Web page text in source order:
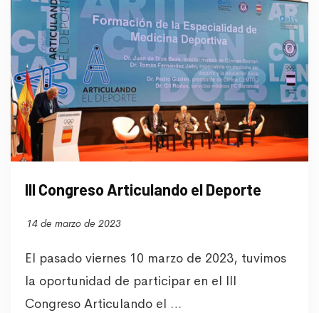
lll Congreso Articulando el Deporte
14 de marzo de 2023
El pasado viernes 10 marzo de 2023, tuvimos
la oportunidad de participar en el lll
Congreso Articulando el …